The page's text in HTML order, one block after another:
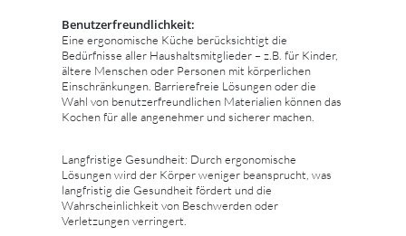
Benutzerfreundlichkeit:
Eine ergonomische Küche berücksichtigt die
Bedürfnisse aller Haushaltsmitglieder – z.B. für Kinder,
ältere Menschen oder Personen mit körperlichen
Einschränkungen. Barrierefreie Lösungen oder die
Wahl von benutzerfreundlichen Materialien können das
Kochen für alle angenehmer und sicherer machen.
Langfristige Gesundheit: Durch ergonomische
Lösungen wird der Körper weniger beansprucht, was
langfristig die Gesundheit fördert und die
Wahrscheinlichkeit von Beschwerden oder
Verletzungen verringert.